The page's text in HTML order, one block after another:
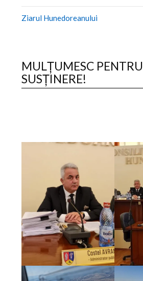
Ziarul Hunedoreanului
MULȚUMESC PENTRU
SUSȚINERE!